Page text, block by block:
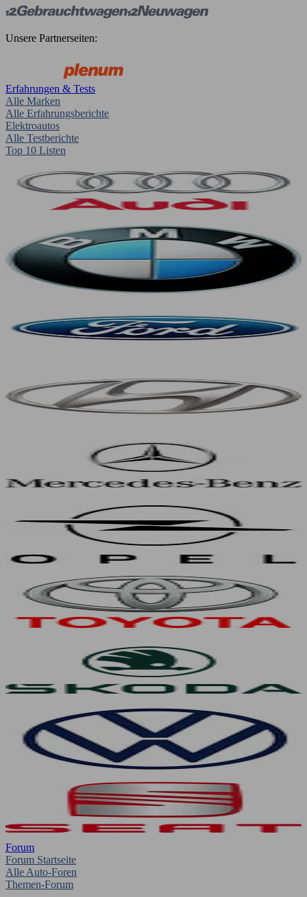
Unsere Partnerseiten:
Erfahrungen & Tests
Alle Marken
Alle Erfahrungsberichte
Elektroautos
Alle Testberichte
Top 10 Listen
Forum
Forum Startseite
Alle Auto-Foren
Themen-Forum